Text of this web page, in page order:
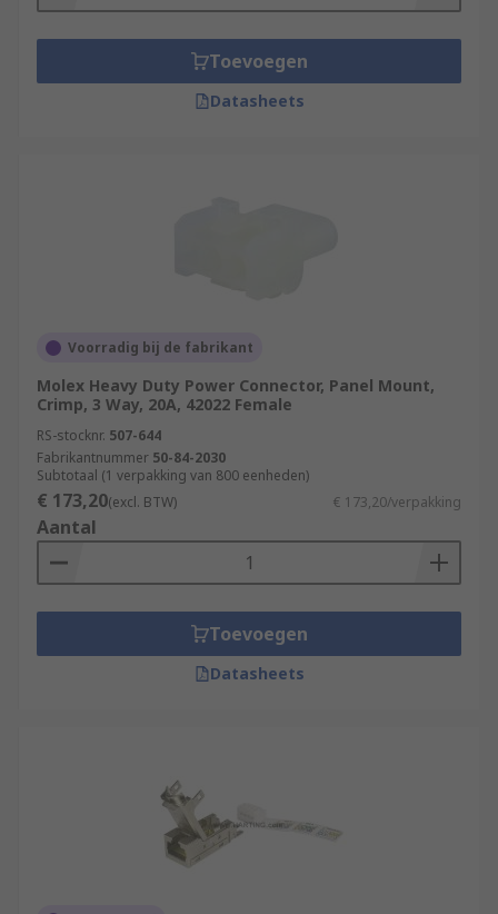
robusthousing, they can be used in very harsh
environmental conditions.
Toevoegen
Datasheets
Voorradig bij de fabrikant
Molex Heavy Duty Power Connector, Panel Mount,
Crimp, 3 Way, 20A, 42022 Female
RS-stocknr. 507-644
Fabrikantnummer 50-84-2030
Subtotaal (1 verpakking van 800 eenheden)
€ 173,20(excl. BTW) € 173,20/verpakking
Aantal
Toevoegen
Datasheets